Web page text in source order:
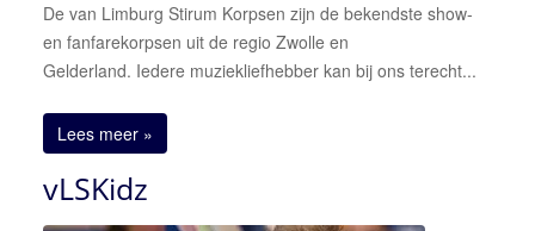
van Limburg Stirum band
vLS Fanfare Orkest
Lid worden
Sponsoren
Contact
De van Limburg Stirum Korpsen zijn de bekendste show-
en fanfarekorpsen uit de regio Zwolle en
Gelderland. Iedere muziekliefhebber kan bij ons terecht...
Lees meer »
vLSKidz